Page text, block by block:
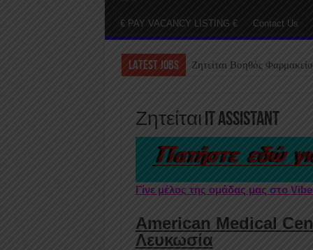
€ PAY VACANCY LISTING € Contact Us
LATEST JOBS Ζητείται Βοηθός
Ζητείται IT Assistant
Γίνε μέλος της ομάδας μας στο
American Medical
Λευκωσία